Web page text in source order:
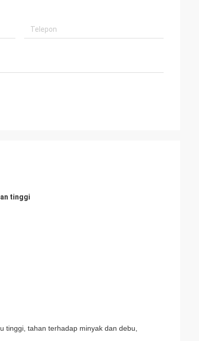
tinggi
tinggi, tahan terhadap minyak dan debu,